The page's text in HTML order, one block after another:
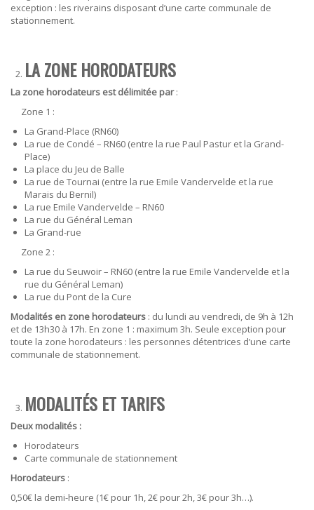
exception : les riverains disposant d’une carte communale de
stationnement.
LA ZONE HORODATEURS
La zone horodateurs est délimitée par:
Zone 1 :
La Grand-Place (RN60)
La rue de Condé – RN60 (entre la rue Paul Pastur et la Grand-
Place)
La place du Jeu de Balle
La rue de Tournai (entre la rue Emile Vandervelde et la rue
Marais du Bernil)
La rue Emile Vandervelde – RN60
La rue du Général Leman
La Grand-rue
Zone 2 :
La rue du Seuwoir – RN60 (entre la rue Emile Vandervelde et la
rue du Général Leman)
La rue du Pont de la Cure
Modalités en zone horodateurs : du lundi au vendredi, de 9h à 12h
et de 13h30 à 17h. En zone 1 : maximum 3h. Seule exception pour
toute la zone horodateurs : les personnes détentrices d’une carte
communale de stationnement.
MODALITÉS ET TARIFS
Deux modalités :
Horodateurs
Carte communale de stationnement
Horodateurs :
0,50€ la demi-heure (1€ pour 1h, 2€ pour 2h, 3€ pour 3h…).